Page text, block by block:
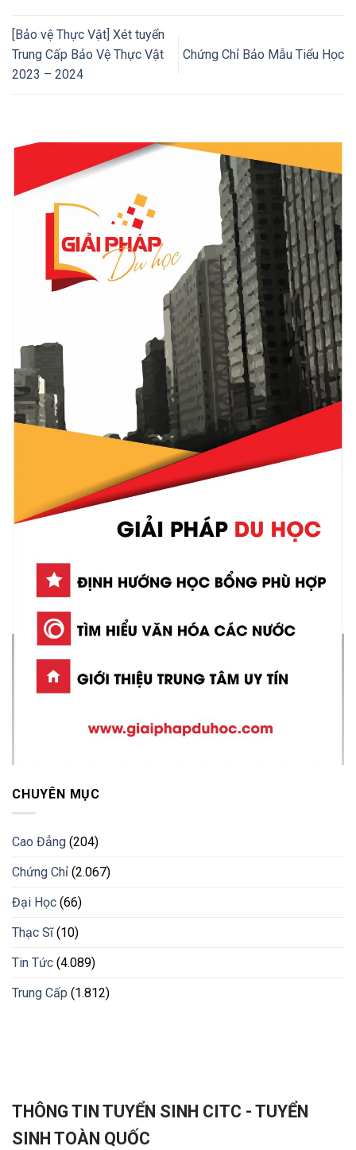
[Bảo vệ Thực Vật] Xét tuyển
Trung Cấp Bảo Vệ Thực Vật
2023 – 2024
Chứng Chỉ Bảo Mẫu Tiểu Học
CHUYÊN MỤC
Cao Đẳng (204)
Chứng Chỉ (2.067)
Đại Học (66)
Thạc Sĩ(10)
Tin Tức (4.089)
Trung Cấp (1.812)
THÔNG TIN TUYỂN SINH CITC - TUYỂN
SINH TOÀN QUỐC